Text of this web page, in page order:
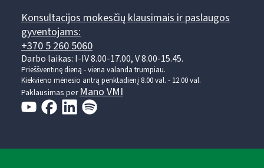
Konsultacijos mokesčių klausimais ir paslaugos
gyventojams:
+370 5 260 5060
Darbo laikas: I-IV 8.00-17.00, V 8.00-15.45.
Prieššventinę dieną - viena valanda trumpiau.
Kiekvieno mėnesio antrą penktadienį 8.00 val. - 12.00 val.
Paklausimas perMano VMI